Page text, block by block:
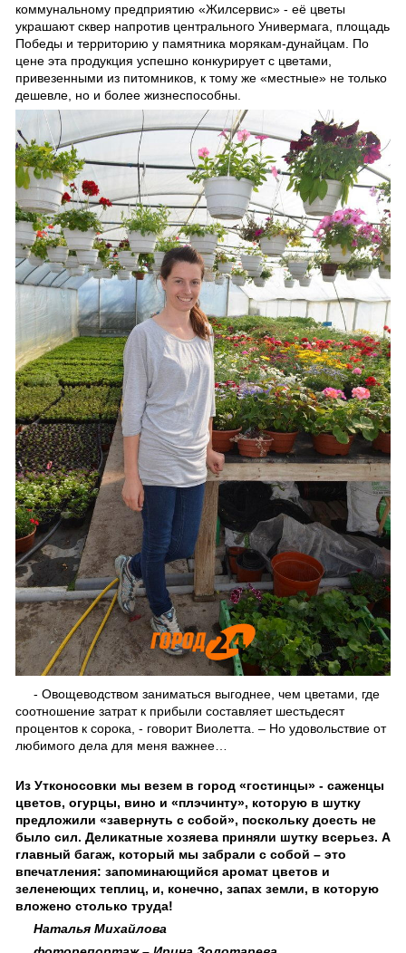
коммунальному предприятию «Жилсервис» - её цветы
украшают сквер напротив центрального Универмага, площадь
Победы и территорию у памятника морякам-дунайцам. По
цене эта продукция успешно конкурирует с цветами,
привезенными из питомников, к тому же «местные» не только
дешевле, но и более жизнеспособны.
- Овощеводством заниматься выгоднее, чем цветами, где
соотношение затрат к прибыли составляет шестьдесят
процентов к сорока, - говорит Виолетта. – Но удовольствие от
любимого дела для меня важнее…
Из Утконосовки мы везем в город «гостинцы» - саженцы
цветов, огурцы, вино и «плэчинту», которую в шутку
предложили «завернуть с собой», поскольку доесть не
было сил. Деликатные хозяева приняли шутку всерьез. А
главный багаж, который мы забрали с собой – это
впечатления: запоминающийся аромат цветов и
зеленеющих теплиц, и, конечно, запах земли, в которую
вложено столько труда!
Наталья Михайлова